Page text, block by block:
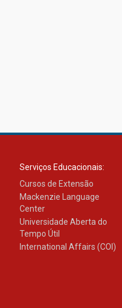
Serviços Educacionais:
Cursos de Extensão
Mackenzie Language
Center
Universidade Aberta do
Tempo Útil
International Affairs (COI)